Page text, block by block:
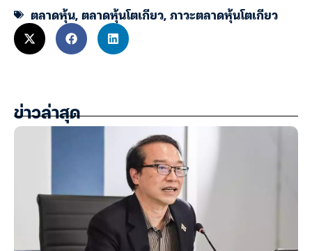
ตลาดหุ้น,ตลาดหุ้นโตเกียว,ภาวะตลาดหุ้นโตเกียว
ข่าวล่าสุด